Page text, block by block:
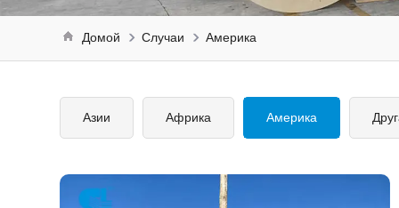
Домой Случаи Америка
Азии Африка Америка